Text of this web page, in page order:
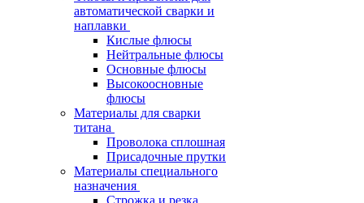
автоматической сварки и
наплавки
Кислые флюсы
Нейтральные флюсы
Основные флюсы
Высокоосновные
флюсы
Материалы для сварки
титана
Проволока сплошная
Присадочные прутки
Материалы специального
назначения
Строжка и резка